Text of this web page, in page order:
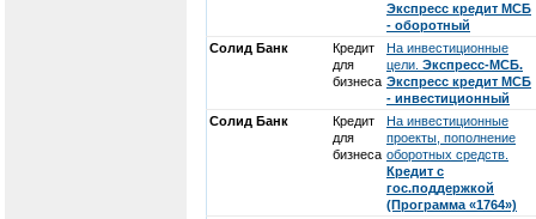
Экспресс кредит МСБ
- оборотный
Солид Банк
Кредит
для
бизнеса
На инвестиционные
цели. Экспресс-МСБ.
Экспресс кредит МСБ
- инвестиционный
Солид Банк
Кредит
для
бизнеса
На инвестиционные
проекты, пополнение
оборотных средств.
Кредит с
гос.поддержкой
(Программа «1764»)